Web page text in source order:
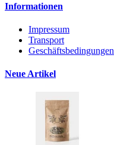
Informationen
Impressum
Transport
Geschäftsbedingungen
Neue Artikel